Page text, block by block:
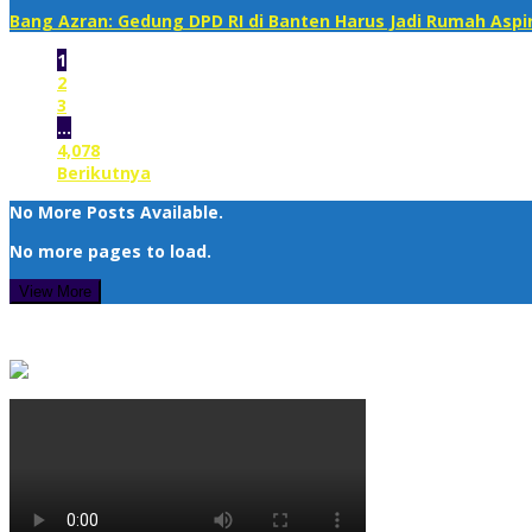
Bang Azran: Gedung DPD RI di Banten Harus Jadi Rumah
1
2
3
…
4,078
Berikutnya
No More Posts Available.
No more pages to load.
View More